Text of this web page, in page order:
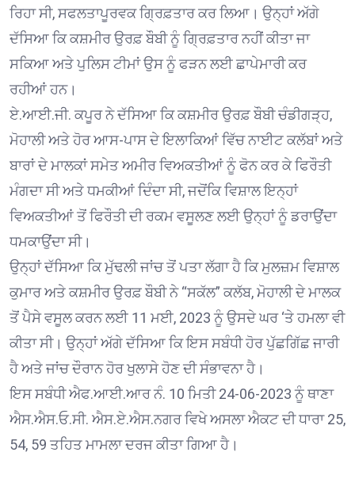
ਰਿਹਾ ਸੀ, ਸਫਲਤਾਪੂਰਵਕ ਗ੍ਰਿਫ਼ਤਾਰ ਕਰ ਲਿਆ। ਉਨ੍ਹਾਂ ਅੱਗੇ
ਦੱਸਿਆ ਕਿ ਕਸ਼ਮੀਰ ਉਰਫ਼ ਬੌਬੀ ਨੂੰ ਗ੍ਰਿਫ਼ਤਾਰ ਨਹੀਂ ਕੀਤਾ ਜਾ
ਸਕਿਆ ਅਤੇ ਪੁਲਿਸ ਟੀਮਾਂ ਉਸ ਨੂੰ ਫੜਨ ਲਈ ਛਾਪੇਮਾਰੀ ਕਰ
ਰਹੀਆਂ ਹਨ।
ਏ.ਆਈ.ਜੀ. ਕਪੂਰ ਨੇ ਦੱਸਿਆ ਕਿ ਕਸ਼ਮੀਰ ਉਰਫ਼ ਬੌਬੀ ਚੰਡੀਗੜ੍ਹ,
ਮੋਹਾਲੀ ਅਤੇ ਹੋਰ ਆਸ-ਪਾਸ ਦੇ ਇਲਾਕਿਆਂ ਵਿੱਚ ਨਾਈਟ ਕਲੱਬਾਂ ਅਤੇ
ਬਾਰਾਂ ਦੇ ਮਾਲਕਾਂ ਸਮੇਤ ਅਮੀਰ ਵਿਅਕਤੀਆਂ ਨੂੰ ਫੋਨ ਕਰ ਕੇ ਫਿਰੌਤੀ
ਮੰਗਦਾ ਸੀ ਅਤੇ ਧਮਕੀਆਂ ਦਿੰਦਾ ਸੀ, ਜਦੋਂਕਿ ਵਿਸ਼ਾਲ ਇਨ੍ਹਾਂ
ਵਿਅਕਤੀਆਂ ਤੋਂ ਫਿਰੌਤੀ ਦੀ ਰਕਮ ਵਸੂਲਣ ਲਈ ਉਨ੍ਹਾਂ ਨੂੰ ਡਰਾਉਂਦਾ
ਧਮਕਾਉਂਦਾ ਸੀ।
ਉਨ੍ਹਾਂ ਦੱਸਿਆ ਕਿ ਮੁੱਢਲੀ ਜਾਂਚ ਤੋਂ ਪਤਾ ਲੱਗਾ ਹੈ ਕਿ ਮੁਲਜ਼ਮ ਵਿਸ਼ਾਲ
ਕੁਮਾਰ ਅਤੇ ਕਸ਼ਮੀਰ ਉਰਫ਼ ਬੌਬੀ ਨੇ “ਸਕੱਲ” ਕਲੱਬ, ਮੋਹਾਲੀ ਦੇ ਮਾਲਕ
ਤੋਂ ਪੈਸੇ ਵਸੂਲ ਕਰਨ ਲਈ 11 ਮਈ, 2023 ਨੂੰ ਉਸਦੇ ਘਰ ‘ਤੇ ਹਮਲਾ ਵੀ
ਕੀਤਾ ਸੀ। ਉਨ੍ਹਾਂ ਅੱਗੇ ਦੱਸਿਆ ਕਿ ਇਸ ਸਬੰਧੀ ਹੋਰ ਪੁੱਛਗਿੱਛ ਜਾਰੀ
ਹੈ ਅਤੇ ਜਾਂਚ ਦੌਰਾਨ ਹੋਰ ਖੁਲਾਸੇ ਹੋਣ ਦੀ ਸੰਭਾਵਨਾ ਹੈ।
ਇਸ ਸਬੰਧੀ ਐਫ.ਆਈ.ਆਰ ਨੰ. 10 ਮਿਤੀ 24-06-2023 ਨੂੰ ਥਾਣਾ
ਐਸ.ਐਸ.ਓ.ਸੀ. ਐਸ.ਏ.ਐਸ.ਨਗਰ ਵਿਖੇ ਅਸਲਾ ਐਕਟ ਦੀ ਧਾਰਾ 25,
54, 59 ਤਹਿਤ ਮਾਮਲਾ ਦਰਜ ਕੀਤਾ ਗਿਆ ਹੈ।